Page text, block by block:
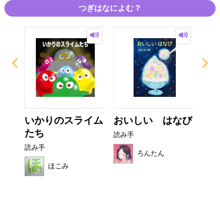
つぎはなによむ？
いかりのスライム
たち
読み手
ほこみ
おいしい はなび
読み手
ろんたん